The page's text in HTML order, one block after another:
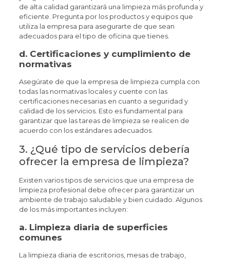
de alta calidad garantizará una limpieza más profunda y
eficiente. Pregunta por los productos y equipos que
utiliza la empresa para asegurarte de que sean
adecuados para el tipo de oficina que tienes.
d. Certificaciones y cumplimiento de
normativas
Asegúrate de que la empresa de limpieza cumpla con
todas las normativas locales y cuente con las
certificaciones necesarias en cuanto a seguridad y
calidad de los servicios. Esto es fundamental para
garantizar que las tareas de limpieza se realicen de
acuerdo con los estándares adecuados.
3. ¿Qué tipo de servicios debería
ofrecer la empresa de limpieza?
Existen varios tipos de servicios que una empresa de
limpieza profesional debe ofrecer para garantizar un
ambiente de trabajo saludable y bien cuidado. Algunos
de los más importantes incluyen:
a. Limpieza diaria de superficies
comunes
La limpieza diaria de escritorios, mesas de trabajo,